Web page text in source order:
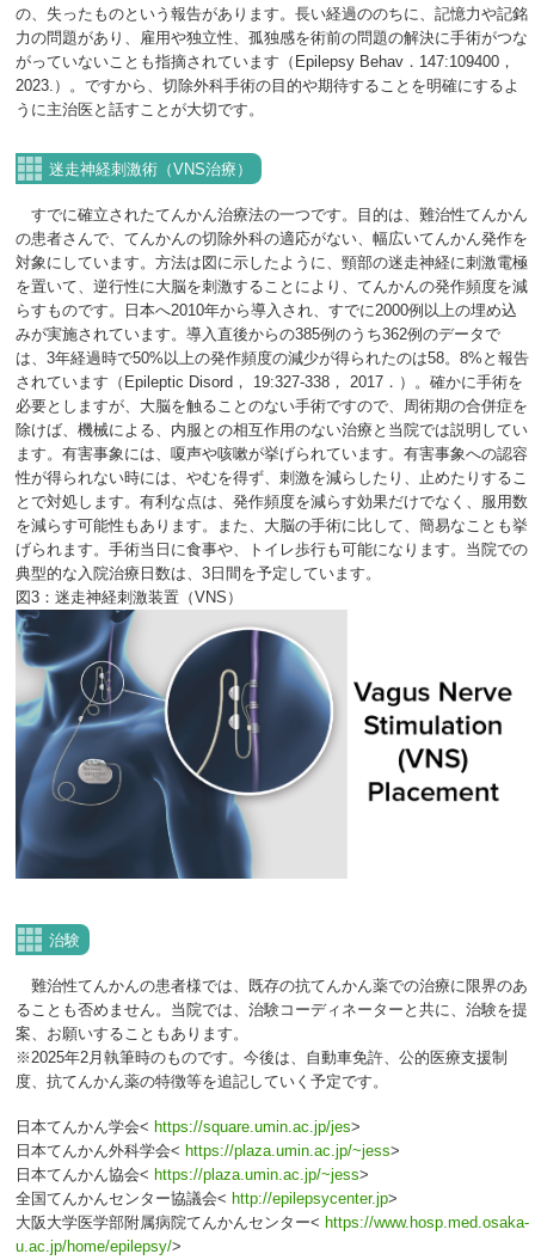
の、失ったものという報告があります。長い経過ののちに、記憶力や記銘
力の問題があり、雇用や独立性、孤独感を術前の問題の解決に手術がつな
がっていないことも指摘されています（Epilepsy Behav．147:109400，
2023.）。ですから、切除外科手術の目的や期待することを明確にするよ
うに主治医と話すことが大切です。
迷走神経刺激術（VNS治療）
すでに確立されたてんかん治療法の一つです。目的は、難治性てんかん
の患者さんで、てんかんの切除外科の適応がない、幅広いてんかん発作を
対象にしています。方法は図に示したように、頸部の迷走神経に刺激電極
を置いて、逆行性に大脳を刺激することにより、てんかんの発作頻度を減
らすものです。日本へ2010年から導入され、すでに2000例以上の埋め込
みが実施されています。導入直後からの385例のうち362例のデータで
は、3年経過時で50%以上の発作頻度の減少が得られたのは58。8%と報告
されています（Epileptic Disord， 19:327-338， 2017．）。確かに手術を
必要としますが、大脳を触ることのない手術ですので、周術期の合併症を
除けば、機械による、内服との相互作用のない治療と当院では説明してい
ます。有害事象には、嗄声や咳嗽が挙げられています。有害事象への認容
性が得られない時には、やむを得ず、刺激を減らしたり、止めたりするこ
とで対処します。有利な点は、発作頻度を減らす効果だけでなく、服用数
を減らす可能性もあります。また、大脳の手術に比して、簡易なことも挙
げられます。手術当日に食事や、トイレ歩行も可能になります。当院での
典型的な入院治療日数は、3日間を予定しています。
図3：迷走神経刺激装置（VNS）
治験
難治性てんかんの患者様では、既存の抗てんかん薬での治療に限界のあ
ることも否めません。当院では、治験コーディネーターと共に、治験を提
案、お願いすることもあります。
※2025年2月執筆時のものです。今後は、自動車免許、公的医療支援制
度、抗てんかん薬の特徴等を追記していく予定です。
日本てんかん学会< https://square.umin.ac.jp/jes>
日本てんかん外科学会< https://plaza.umin.ac.jp/~jess>
日本てんかん協会< https://plaza.umin.ac.jp/~jess>
全国てんかんセンター協議会< http://epilepsycenter.jp>
大阪大学医学部附属病院てんかんセンター< https://www.hosp.med.osaka-
u.ac.jp/home/epilepsy/>